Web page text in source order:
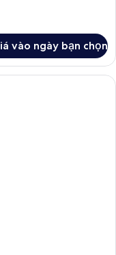
vào ngày bạn chọn